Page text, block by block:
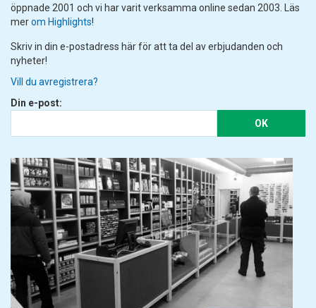
öppnade 2001 och vi har varit verksamma online sedan 2003. Läs
merom Highlights!
Skriv in din e-postadress här för att ta del av erbjudanden och
nyheter!
Vill du avregistrera?
Din e-post:
OK